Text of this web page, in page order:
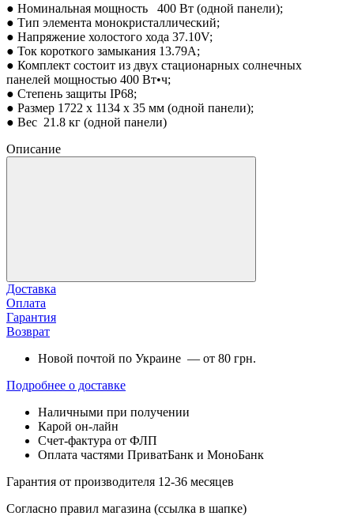
● Номинальная мощность 400 Вт (одной панели);
● Тип элемента монокристаллический;
● Напряжение холостого хода 37.10V;
● Ток короткого замыкания 13.79A;
● Комплект состоит из двух стационарных солнечных
панелей мощностью 400 Вт•ч;
● Степень защиты IP68;
● Размер 1722 x 1134 x 35 мм (одной панели);
● Вес 21.8 кг (одной панели)
Описание
Доставка
Оплата
Гарантия
Возврат
Новой почтой по Украине — от 80 грн.
Подробнее о доставке
Наличными при получении
Карой он-лайн
Счет-фактура от ФЛП
Оплата частями ПриватБанк и МоноБанк
Гарантия от производителя 12-36 месяцев
Согласно правил магазина (ссылка в шапке)